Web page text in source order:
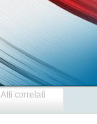
Atti correlati